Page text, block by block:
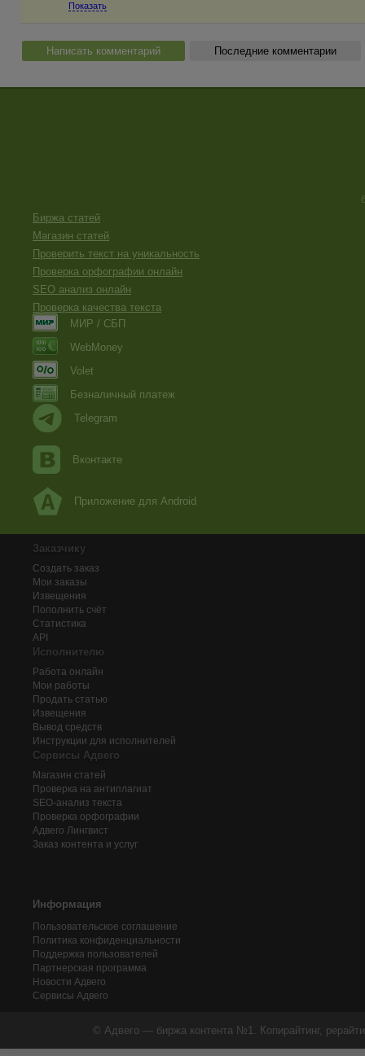
Показать
Написать комментарий Последние комментарии
Биржа статей
Магазин статей
Проверить текст на уникальность
Проверка орфографии онлайн
SEO анализ онлайн
Проверка качества текста
МИР / СБП
WebMoney
Volet
Безналичный платеж
Telegram
Вконтакте
Приложение для Android
Заказчику
Создать заказ
Мои заказы
Извещения
Пополнить счёт
Статистика
API
Исполнителю
Работа онлайн
Мои работы
Продать статью
Извещения
Вывод средств
Инструкции для исполнителей
Сервисы Адвего
Магазин статей
Проверка на антиплагиат
SEO-анализ текста
Проверка орфографии
Адвего Лингвист
Заказ контента и услуг
Информация
Пользовательское соглашение
Политика конфиденциальности
Поддержка пользователей
Партнерская программа
Новости Адвего
Сервисы Адвего
© Адвего — биржа контента №1. Копирайтинг,